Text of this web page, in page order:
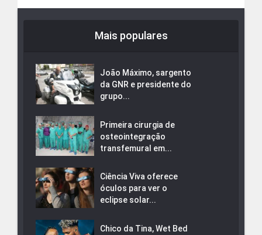
Mais populares
João Máximo, sargento
da GNR e presidente do
grupo...
Primeira cirurgia de
osteointegração
transfemural em...
Ciência Viva oferece
óculos para ver o
eclipse solar...
Chico da Tina, Wet Bed